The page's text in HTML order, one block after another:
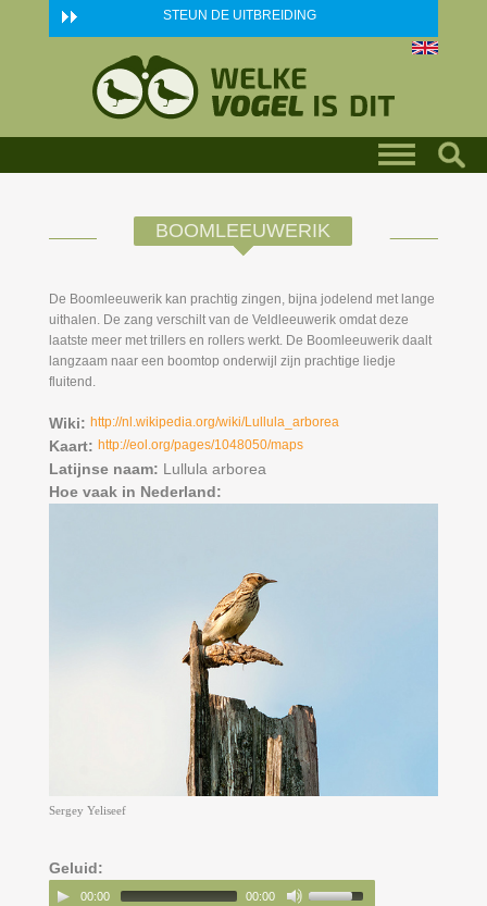
Skip to main content STEUN DE UITBREIDING
BOOMLEEUWERIK
De Boomleeuwerik kan prachtig zingen, bijna jodelend met lange
uithalen. De zang verschilt van de Veldleeuwerik omdat deze
laatste meer met trillers en rollers werkt. De Boomleeuwerik daalt
langzaam naar een boomtop onderwijl zijn prachtige liedje
fluitend.
Wiki: http://nl.wikipedia.org/wiki/Lullula_arborea
Kaart: http://eol.org/pages/1048050/maps
Latijnse naam: Lullula arborea
Hoe vaak in Nederland:
Sergey Yeliseef
Geluid:
00:00 00:00